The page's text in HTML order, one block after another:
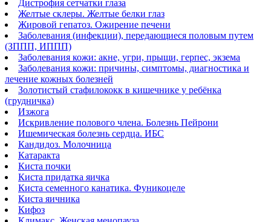
Дистрофия сетчатки глаза
Желтые склеры. Желтые белки глаз
Жировой гепатоз. Ожирение печени
Заболевания (инфекции), передающиеся половым путем
(ЗППП, ИППП)
Заболевания кожи: акне, угри, прыщи, герпес, экзема
Заболевания кожи: причины, симптомы, диагностика и
лечение кожных болезней
Золотистый стафилококк в кишечнике у ребёнка
(грудничка)
Изжога
Искривление полового члена. Болезнь Пейрони
Ишемическая болезнь сердца. ИБС
Кандидоз. Молочница
Катаракта
Киста почки
Киста придатка яичка
Киста семенного канатика. Фуникоцеле
Киста яичника
Кифоз